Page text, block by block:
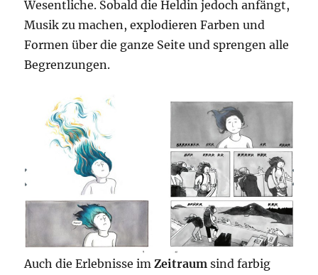
Wesentliche. Sobald die Heldin jedoch anfängt,
Musik zu machen, explodieren Farben und
Formen über die ganze Seite und sprengen alle
Begrenzungen.
Auch die Erlebnisse imZeitraum sind farbig